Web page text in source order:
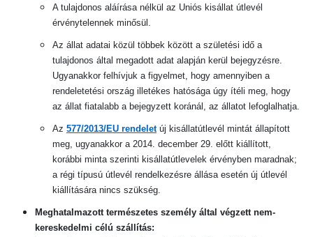
A tulajdonos aláírása nélkül az Uniós kisállat útlevél
érvénytelennek minősül.
Az állat adatai közül többek között a születési idő a
tulajdonos által megadott adat alapján kerül bejegyzésre.
Ugyanakkor felhívjuk a figyelmet, hogy amennyiben a
rendeletetési ország illetékes hatósága úgy ítéli meg, hogy
az állat fiatalabb a bejegyzett koránál, az állatot lefoglalhatja.
Az 577/2013/EU rendelet új kisállatútlevél mintát állapított
meg, ugyanakkor a 2014. december 29. előtt kiállított,
korábbi minta szerinti kisállatútlevelek érvényben maradnak;
a régi típusú útlevél rendelkezésre állása esetén új útlevél
kiállítására nincs szükség.
Meghatalmazott természetes személy által végzett nem-
kereskedelmi célú szállítás: